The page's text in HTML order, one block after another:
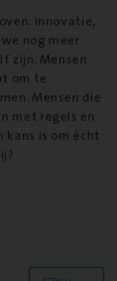
innovatie,
nog meer
zijn. Mensen
om te
Mensen die
met regels en
is om écht